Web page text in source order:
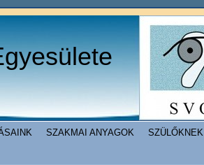
SZAKMAI ANYAGOK SZÜLŐKNEK